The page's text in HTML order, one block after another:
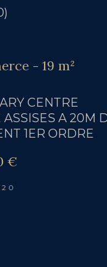
- 19 m²
CENTRE
ASSISES A 20M
1ER ORDRE
€